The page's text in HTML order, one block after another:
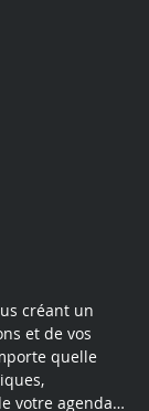
créant un
et de vos
quelle
votre agenda…